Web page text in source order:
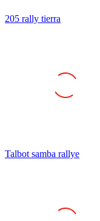
205 rally tierra
Talbot samba rallye